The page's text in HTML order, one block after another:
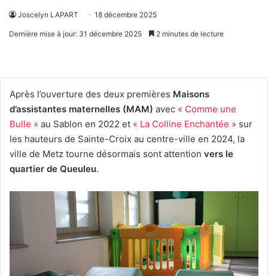
Joscelyn LAPART 18 décembre 2025
Dernière mise à jour: 31 décembre 2025 2 minutes de lecture
Après l’ouverture des deux premières Maisons
d’assistantes maternelles (MAM) avec « Comme une
Bulle » au Sablon en 2022 et « La Colline Enchantée » sur
les hauteurs de Sainte-Croix au centre-ville en 2024, la
ville de Metz tourne désormais sont attention vers le
quartier de Queuleu.